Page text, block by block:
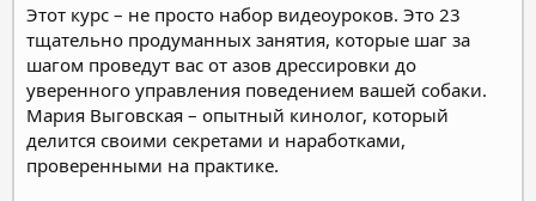
Этот курс – не просто набор видеоуроков. Это 23
тщательно продуманных занятия, которые шаг за
шагом проведут вас от азов дрессировки до
уверенного управления поведением вашей собаки.
Мария Выговская – опытный кинолог, который
делится своими секретами и наработками,
проверенными на практике.